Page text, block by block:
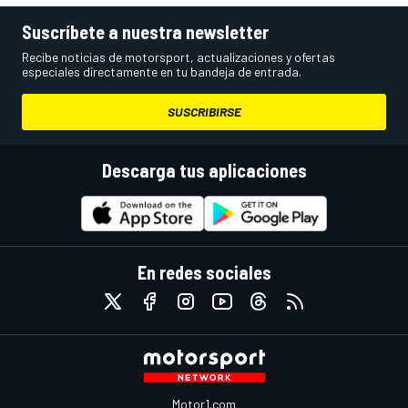
Suscríbete a nuestra newsletter
Recibe noticias de motorsport, actualizaciones y ofertas
especiales directamente en tu bandeja de entrada.
SUSCRIBIRSE
Descarga tus aplicaciones
En redes sociales
Motor1.com